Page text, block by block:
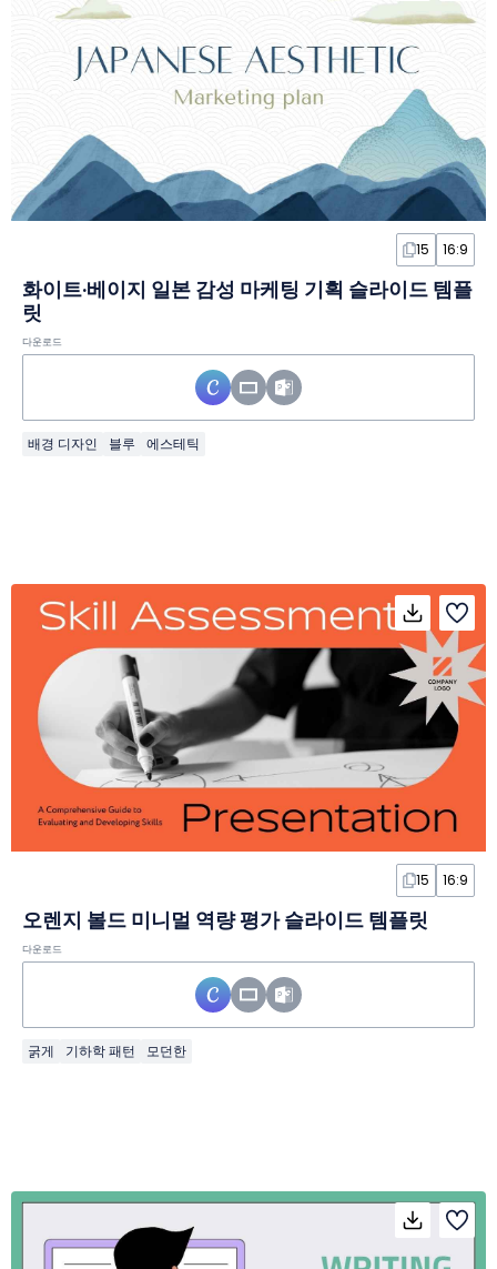
15 16:9
화이트·베이지 일본 감성 마케팅 기획 슬라이드 템플
릿
다운로드
배경 디자인 블루 에스테틱
15 16:9
오렌지 볼드 미니멀 역량 평가 슬라이드 템플릿
다운로드
굵게 기하학 패턴 모던한